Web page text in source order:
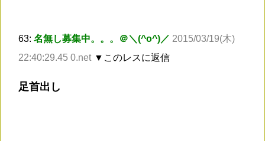
63: 名無し募集中。。。＠＼(^o^)／ 2015/03/19(木)
22:40:29.45 0.net ▼このレスに返信
足首出し